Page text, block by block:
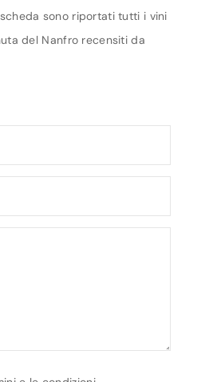
sono riportati tutti i vini
del Nanfro recensiti da